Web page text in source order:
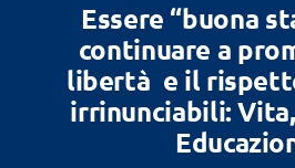
Essere “buona
continuare a
libertà e il
irrinunciabili: